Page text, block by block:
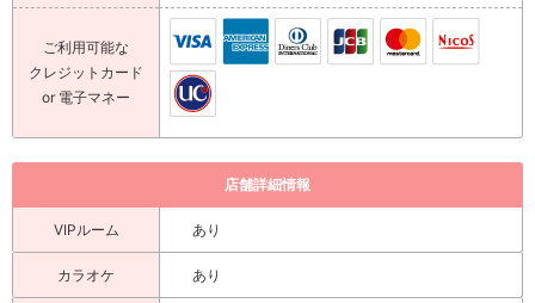
ご利用可能な
クレジットカード
or 電子マネー
店舗詳細情報
VIPルーム あり
カラオケ あり